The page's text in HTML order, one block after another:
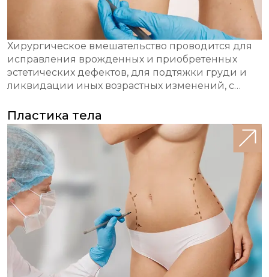
Хирургическое вмешательство проводится для
исправления врожденных и приобретенных
эстетических дефектов, для подтяжки груди и
ликвидации иных возрастных изменений, с
бюста. Проводится пластика груди только
врачом-хирургом, имеющим соответствующую
специализацию и практический опыт.
Пластика тела